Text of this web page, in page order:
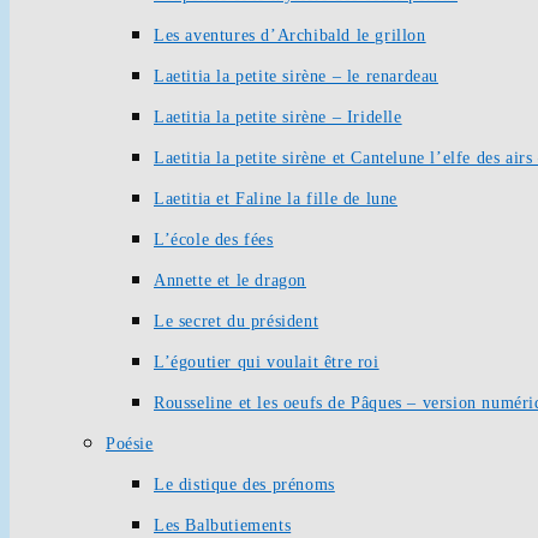
Les aventures d’Archibald le grillon
Laetitia la petite sirène – le renardeau
Laetitia la petite sirène – Iridelle
Laetitia la petite sirène et Cantelune l’elfe des airs
Laetitia et Faline la fille de lune
L’école des fées
Annette et le dragon
Le secret du président
L’égoutier qui voulait être roi
Rousseline et les oeufs de Pâques – version
Poésie
Le distique des prénoms
Les Balbutiements